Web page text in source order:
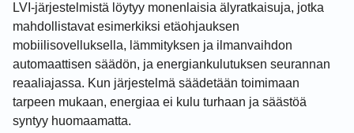
LVI-järjestelmistä löytyy monenlaisia älyratkaisuja, jotka
mahdollistavat esimerkiksi etäohjauksen
mobiilisovelluksella, lämmityksen ja ilmanvaihdon
automaattisen säädön, ja energiankulutuksen seurannan
reaaliajassa. Kun järjestelmä säädetään toimimaan
tarpeen mukaan, energiaa ei kulu turhaan ja säästöä
syntyy huomaamatta.